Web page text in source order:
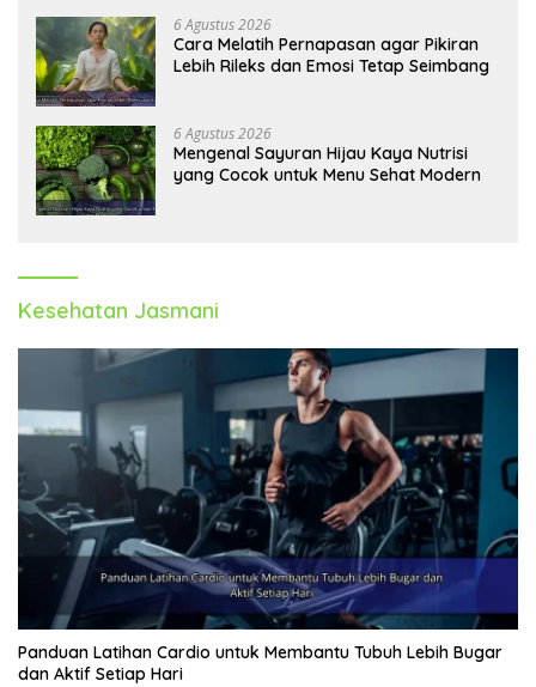
6 Agustus 2026
Cara Melatih Pernapasan agar Pikiran
Lebih Rileks dan Emosi Tetap Seimbang
6 Agustus 2026
Mengenal Sayuran Hijau Kaya Nutrisi
yang Cocok untuk Menu Sehat Modern
Kesehatan Jasmani
Panduan Latihan Cardio untuk Membantu Tubuh Lebih Bugar
dan Aktif Setiap Hari